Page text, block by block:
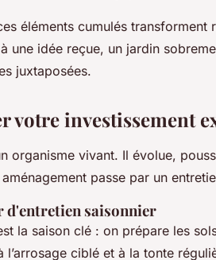
éléments cumulés transforment
une idée reçue, un jardin
juxtaposées.
votre investissement
organisme vivant. Il évolue,
aménagement passe par un
d'entretien saisonnier
la saison clé : on prépare les
l’arrosage ciblé et à la tonte